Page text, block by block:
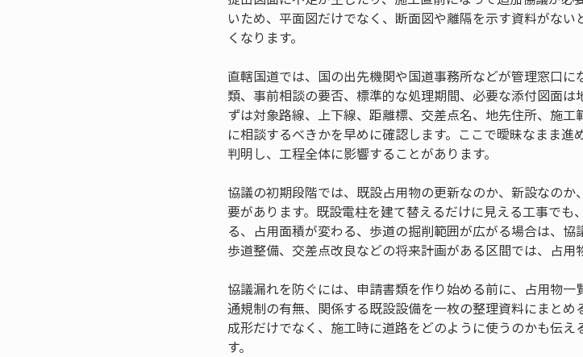
いため、平面図だけでなく、断面図や離隔を示す資料がな
くなります。
直轄国道では、国の出先機関や国道事務所などが管理窓口
類、事前相談の要否、標準的な処理期間、必要な添付図面
ずは対象路線、上下線、距離標、交差点名、地先住所、施
に相談するべきかを早めに確認します。ここで曖昧なまま
判明し、工程全体に影響することがあります。
協議の初期段階では、既設占用物の更新なのか、新設なの
要があります。既設電柱を建て替えるだけに見える工事で
る、占用面積が変わる、歩道の掘削範囲が広がる場合は、協
歩道整備、交差点改良などの将来計画がある区間では、占用
協議漏れを防ぐには、申請書類を作り始める前に、占用物
通規制の有無、関係する既設設備を一枚の整理資料にまと
成形だけでなく、施工時に道路をどのように使うのかも伝
す。